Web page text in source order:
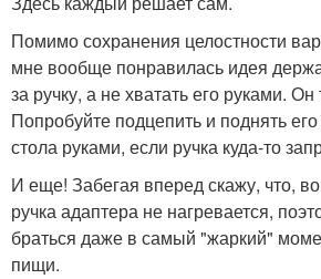
Помимо сохранения целостности
мне вообще понравилась идея
за ручку, а не хватать его руками.
Попробуйте подцепить и поднять
стола руками, если ручка куда-то
И еще! Забегая вперед скажу, что,
ручка адаптера не нагревается,
браться даже в самый "жаркий"
пищи.